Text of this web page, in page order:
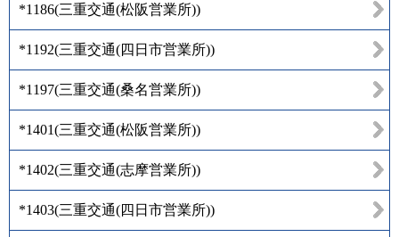
*1186(三重交通(松阪営業所))
*1192(三重交通(四日市営業所))
*1197(三重交通(桑名営業所))
*1401(三重交通(松阪営業所))
*1402(三重交通(志摩営業所))
*1403(三重交通(四日市営業所))